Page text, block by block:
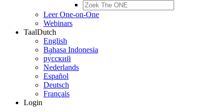
Leer One-on-One
Webinars
TaalDutch
English
Bahasa Indonesia
ру́сский
Nederlands
Español
Deutsch
Français
Login